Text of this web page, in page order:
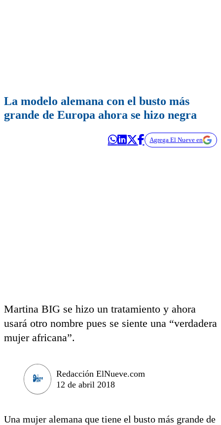
La modelo alemana con el busto más
grande de Europa ahora se hizo negra
Agrega El Nueve en
Martina BIG se hizo un tratamiento y ahora
usará otro nombre pues se siente una “verdadera
mujer africana”.
Redacción ElNueve.com
12 de abril 2018
Una mujer alemana que tiene el busto más grande de